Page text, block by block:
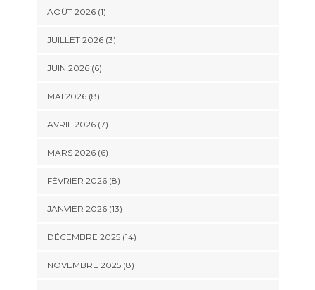
AOÛT 2026 (1)
JUILLET 2026 (3)
JUIN 2026 (6)
MAI 2026 (8)
AVRIL 2026 (7)
MARS 2026 (6)
FÉVRIER 2026 (8)
JANVIER 2026 (13)
DÉCEMBRE 2025 (14)
NOVEMBRE 2025 (8)